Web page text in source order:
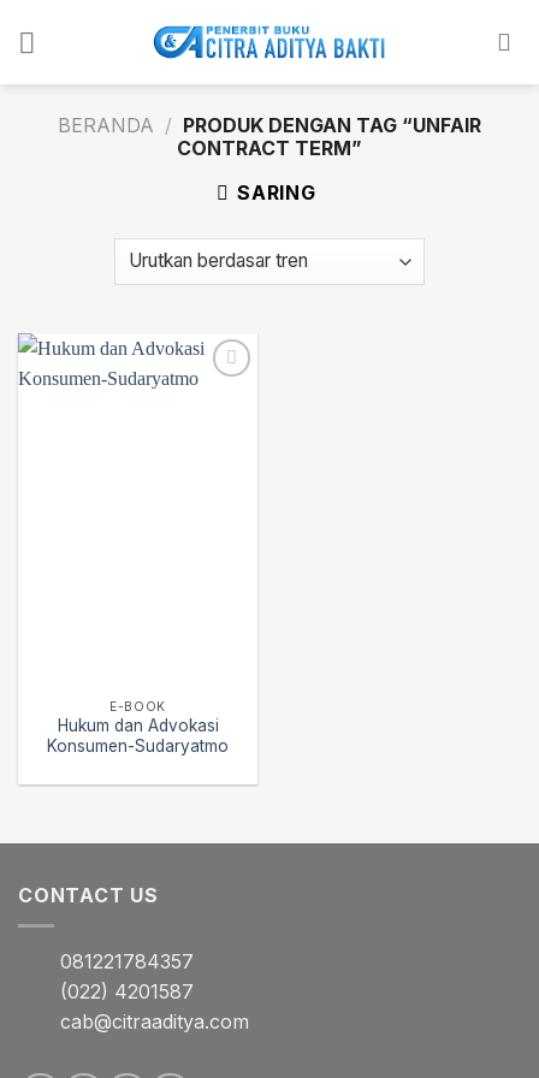
BERANDA / PRODUK DENGAN TAG “UNFAIR
CONTRACT TERM”
SARING
E-BOOK
Hukum dan Advokasi
Konsumen-Sudaryatmo
CONTACT US
081221784357
(022) 4201587
cab@citraaditya.com